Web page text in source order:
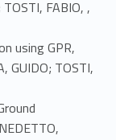
FABIO, ,
using GPR,
GUIDO; TOSTI,